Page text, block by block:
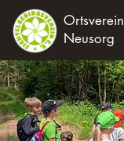
Ortsverein
Neusorg